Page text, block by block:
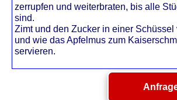
zerrupfen und weiterbraten, bis alle
sind.
Zimt und den Zucker in einer Schüssel
und wie das Apfelmus zum
servieren.